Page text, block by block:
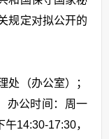
规定对拟公开的
处（办公室）；
办公时间：周一
14:30-17:30，